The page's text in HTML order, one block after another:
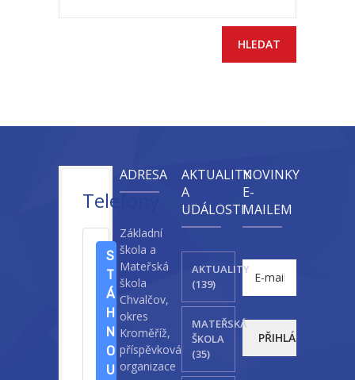
---- Multifunkční hřiště
Kontakt
Telefony
S
T
Á
H
N
O
U
ADRESA
Základní
škola a
Mateřská
škola
Chvalčov,
okres
Kroměříž,
příspěvková
organizace
AKTUALITY
A
UDÁLOSTI
AKTUALITY
(139)
MATEŘSKÁ
ŠKOLA
(35)
NOVINKY
E-
MAILEM